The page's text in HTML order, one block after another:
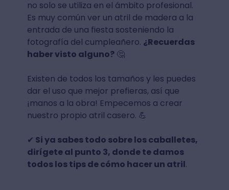
no solo se utiliza en el ámbito profesional.
Es muy común ver un atril de madera a la
entrada de una fiesta sosteniendo la
fotografía del cumpleañero. ¿Recuerdas
haber visto alguno?🤔
Existen de todos los tamaños y les puedes
dar el uso que mejor prefieras, así que
¡manos a la obra! Empecemos a crear
nuestro propio atril casero. 💪
✔ Si ya sabes todo sobre los caballetes,
dirígete al punto 3, donde te damos
todos los tips de cómo hacer un atril.